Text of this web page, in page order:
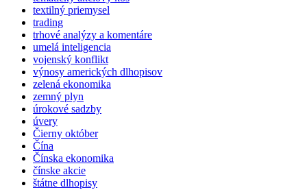
textilný priemysel
trading
trhové analýzy a komentáre
umelá inteligencia
vojenský konflikt
výnosy amerických dlhopisov
zelená ekonomika
zemný plyn
úrokové sadzby
úvery
Čierny október
Čína
Čínska ekonomika
čínske akcie
štátne dlhopisy